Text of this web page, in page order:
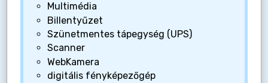
Multimédia
Billentyűzet
Szünetmentes tápegység (UPS)
Scanner
WebKamera
digitális fényképezőgép